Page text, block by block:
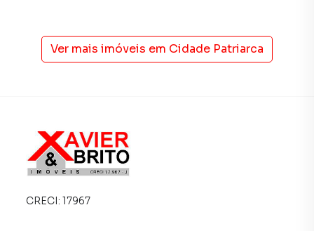
Ver mais imóveis em Cidade Patriarca
CRECI: 17967